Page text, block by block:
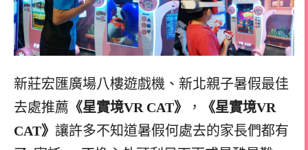
新莊宏匯廣場八樓遊戲機、新北親子暑假最佳
去處推薦 《星實境VR CAT》 ，
《星實境VR
CAT》 讓許多不知道暑假何處去的家長們都有